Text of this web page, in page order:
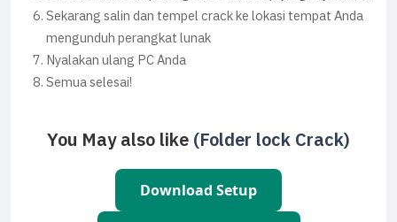
Sekarang salin dan tempel crack ke lokasi tempat Anda
mengunduh perangkat lunak
Nyalakan ulang PC Anda
Semua selesai!
You May also like (Folder lock Crack)
Download Setup